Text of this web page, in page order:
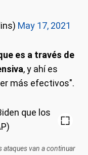
May 17, 2021
es a través de
, y ahí es
más efectivos".
ataques van a continuar